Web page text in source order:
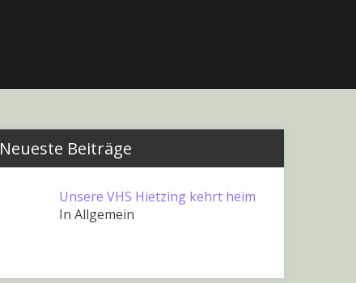
Neueste Beiträge
Unsere VHS Hietzing kehrt heim
In Allgemein